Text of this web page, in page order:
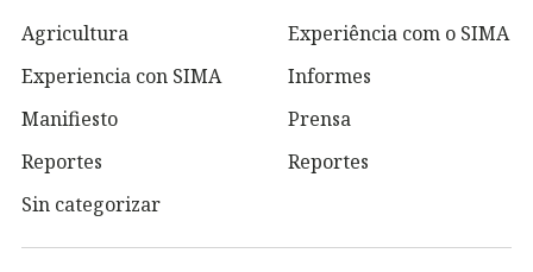
Agricultura
Experiência com o SIMA
Experiencia con SIMA
Informes
Manifiesto
Prensa
Reportes
Reportes
Sin categorizar